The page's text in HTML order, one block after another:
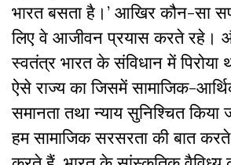
भारत बसता है।’ आखिर कौन-सा
लिए वे आजीवन प्रयास करते रहे।
स्वतंत्र भारत के संविधान में पिरोया
ऐसे राज्य का जिसमें सामाजिक-
समानता तथा न्याय सुनिश्चित
हम सामाजिक सरसरता की बात